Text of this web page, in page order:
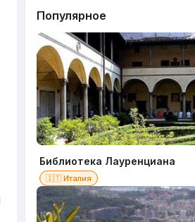
Популярное
Библиотека Лауренциана
🇮🇹 Италия